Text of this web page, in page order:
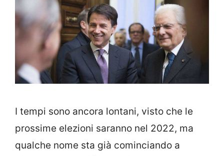
I tempi sono ancora lontani, visto che le
prossime elezioni saranno nel 2022, ma
qualche nome sta già cominciando a